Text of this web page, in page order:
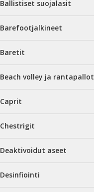
Ballistiset suojalasit
Barefootjalkineet
Baretit
Beach volley ja rantapallot
Caprit
Chestrigit
Deaktivoidut aseet
Desinfiointi